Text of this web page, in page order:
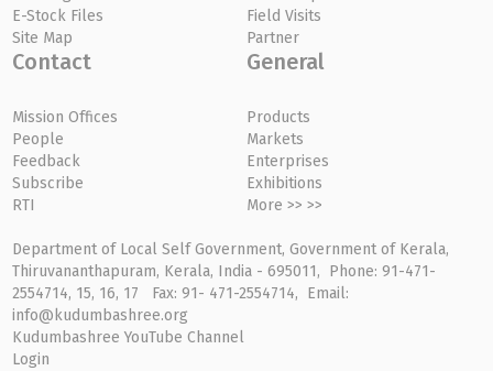
E-Stock Files
Site Map
Field Visits
Partner
Contact
Mission Offices
People
Feedback
Subscribe
RTI
General
Products
Markets
Enterprises
Exhibitions
More >> >>
Department of Local Self Government, Government of Kerala,
Thiruvananthapuram, Kerala, India - 695011, Phone: 91-471-
2554714, 15, 16, 17 Fax: 91- 471-2554714, Email:
info@kudumbashree.org
Kudumbashree YouTube Channel
Login